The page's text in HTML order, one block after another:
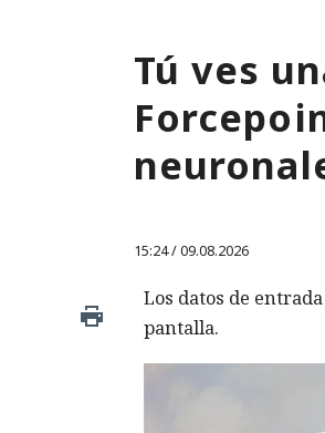
Tú ves
15:24 / 09.08.2026
Los datos de
pantalla.